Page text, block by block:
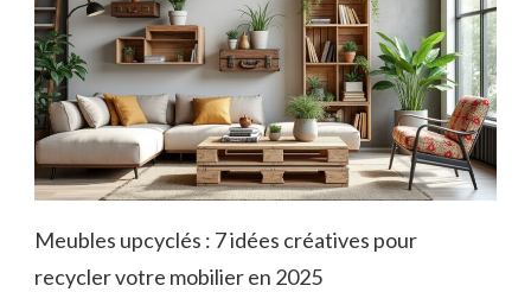
Meubles upcyclés : 7 idées créatives pour
recycler votre mobilier en 2025